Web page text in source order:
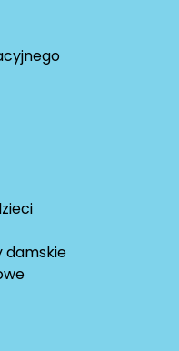
damskie